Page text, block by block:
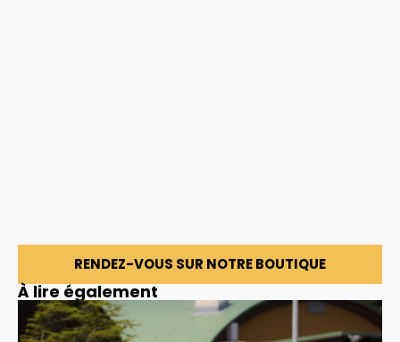
RENDEZ-VOUS SUR NOTRE BOUTIQUE
À lire également